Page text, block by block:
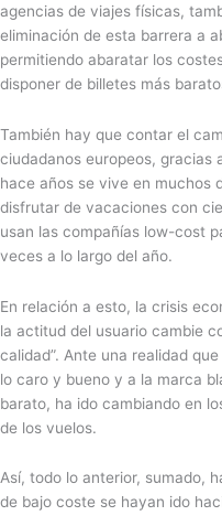
agencias de viajes físicas,
eliminación de esta barrera a
permitiendo abaratar los
disponer de billetes más
También hay que contar el
ciudadanos europeos, gracias
hace años se vive en muchos
disfrutar de vacaciones con
usan las compañías low-cost
veces a lo largo del año.
En relación a esto, la crisis
la actitud del usuario cambie
calidad”. Ante una realidad
lo caro y bueno y a la marca
barato, ha ido cambiando en
de los vuelos.
Así, todo lo anterior, sumado,
de bajo coste se hayan ido